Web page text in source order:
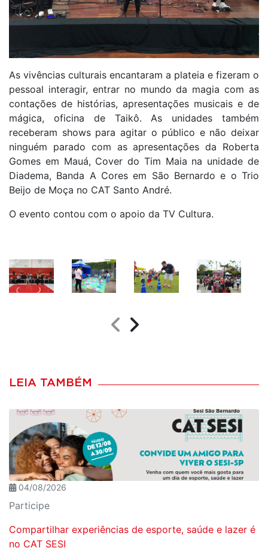
As vivências culturais encantaram a plateia e fizeram o
pessoal interagir, entrar no mundo da magia com as
contações de histórias, apresentações musicais e de
mágica, oficina de Taikô. As unidades também
receberam shows para agitar o público e não deixar
ninguém parado com as apresentações da Roberta
Gomes em Mauá, Cover do Tim Maia na unidade de
Diadema, Banda A Cores em São Bernardo e o Trio
Beijo de Moça no CAT Santo André.
O evento contou com o apoio da TV Cultura.
LEIA TAMBÉM
04/08/2026
Participe
Compartilhar experiências de esporte, saúde e lazer é
no CAT SESI